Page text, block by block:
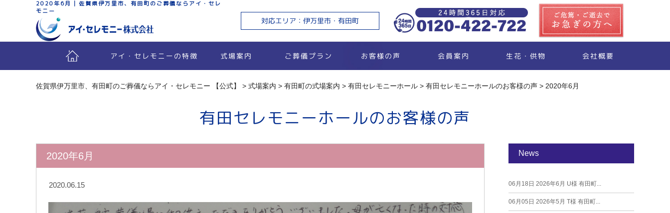
2020年6月 | 佐賀県伊万里市、有田町のご葬儀ならアイ・セレ
モニー
対応エリア：伊万里市・有田町
アイ・セレモニーの特徴 式場案内 ご葬儀プラン お客様の声 会員案内 生花・供物 会社概要
佐賀県伊万里市、有田町のご葬儀ならアイ・セレモニー 【公式】 > 式場案内 > 有田町の式場案内 > 有田セレモニーホール > 有田セレモニーホールのお客様の声 > 2020年6月
有田セレモニーホールのお客様の声
2020年6月
2020.06.15
News
06月18日 2026年6月 U様 有田町...
06月05日 2026年5月 T様 有田町...